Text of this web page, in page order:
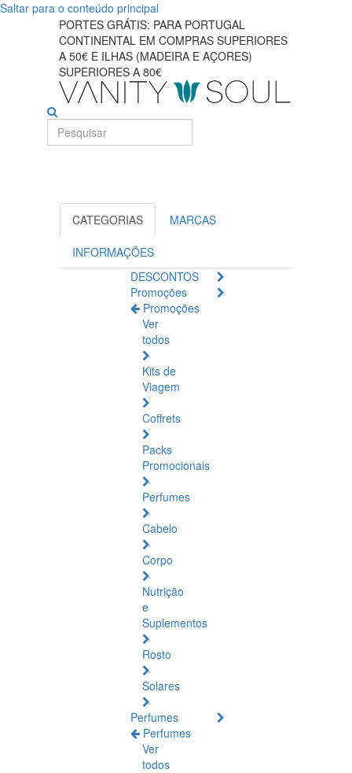
Saltar para o conteúdo principal
Aumente
saúde
suplementos
alimentares
PORTES GRÁTIS: PARA PORTUGAL
CONTINENTAL EM COMPRAS SUPERIORES
A 50€ E ILHAS (MADEIRA E AÇORES)
SUPERIORES A 80€
CATEGORIAS MARCAS
INFORMAÇÕES
DESCONTOS
Promoções
Promoções
Ver
todos
Kits de
Viagem
Coffrets
Packs
Promocionais
Perfumes
Cabelo
Corpo
Nutrição
e
Suplementos
Rosto
Solares
Perfumes
Perfumes
Ver
todos